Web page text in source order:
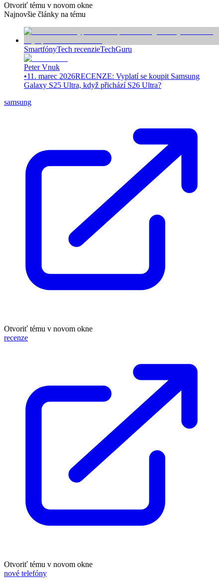
Otvoriť tému v novom okne
Najnovšie články na tému
SmartfónyTech recenzieTechGuru
Peter Vnuk
•11. marec 2026RECENZE: Vyplatí se koupit Samsung
Galaxy S25 Ultra, když přichází S26 Ultra?
samsung
Otvoriť tému v novom okne
recenze
Otvoriť tému v novom okne
nové telefóny